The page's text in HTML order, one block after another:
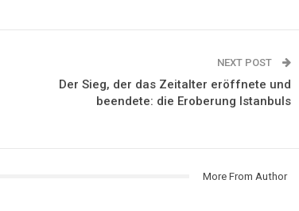
NEXT POST
Der Sieg, der das Zeitalter eröffnete und
beendete: die Eroberung Istanbuls
More From Author